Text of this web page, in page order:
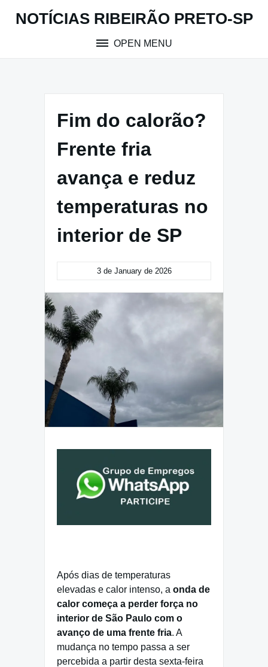
NOTÍCIAS RIBEIRÃO PRETO-SP
OPEN MENU
Fim do calorão?
Frente fria
avança e reduz
temperaturas no
interior de SP
3 de January de 2026
Após dias de temperaturas
elevadas e calor intenso, a onda de
calor começa a perder força no
interior de São Paulo com o
avanço de uma frente fria. A
mudança no tempo passa a ser
percebida a partir desta sexta-feira